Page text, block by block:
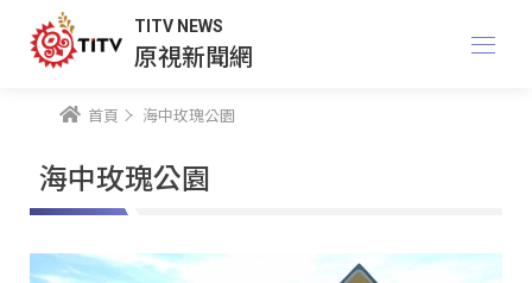
TITV NEWS
原視新聞網
首頁 海中玫瑰公園
海中玫瑰公園